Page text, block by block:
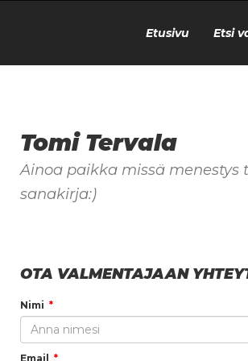
Etusivu Etsi
Tomi Tervala
Ainoa paikka missä menestys
sanakirja:)
OTA VALMENTAJAAN
Nimi
Email